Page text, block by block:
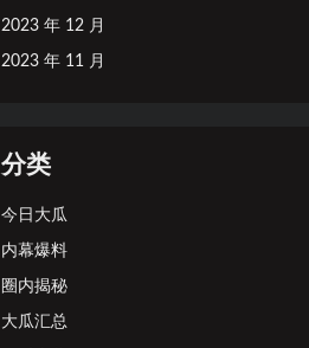
2023 年 12 月
2023 年 11 月
分类
今日大瓜
内幕爆料
圈内揭秘
大瓜汇总